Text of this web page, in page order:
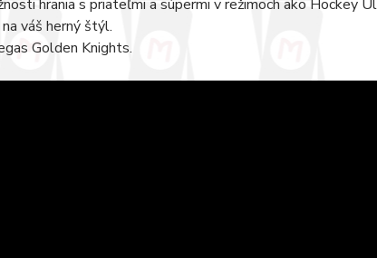
hrania s priateľmi a súpermi v režimoch ako Hockey
váš herný štýl.
Golden Knights.